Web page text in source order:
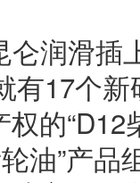
仑润滑插
有17个
的
油”产品